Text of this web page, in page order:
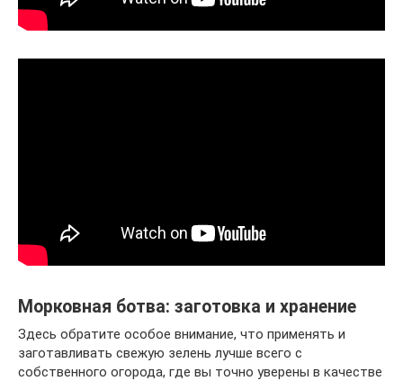
Морковная ботва: заготовка и хранение
Здесь обратите особое внимание, что применять и
заготавливать свежую зелень лучше всего с
собственного огорода, где вы точно уверены в качестве